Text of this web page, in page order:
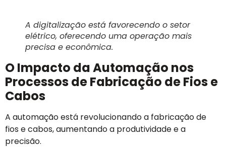
A digitalização está favorecendo o setor
elétrico, oferecendo uma operação mais
precisa e econômica.
O Impacto da Automação nos
Processos de Fabricação de Fios e
Cabos
A automação está revolucionando a fabricação de
fios e cabos, aumentando a produtividade e a
precisão.